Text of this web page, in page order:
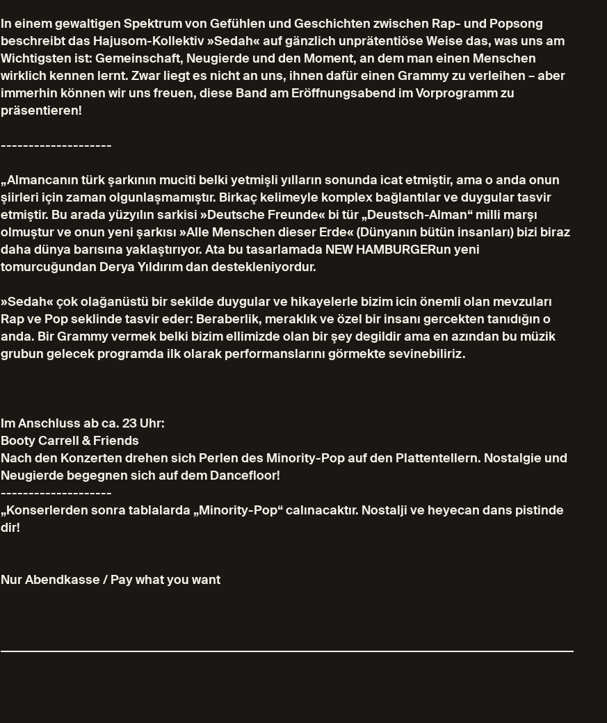
In einem gewaltigen Spektrum von Gefühlen und Geschichten zwischen Rap- und Popsong
beschreibt das Hajusom-Kollektiv »Sedah« auf gänzlich unprätentiöse Weise das, was uns am
Wichtigsten ist: Gemeinschaft, Neugierde und den Moment, an dem man einen Menschen
wirklich kennen lernt. Zwar liegt es nicht an uns, ihnen dafür einen Grammy zu verleihen – aber
immerhin können wir uns freuen, diese Band am Eröffnungsabend im Vorprogramm zu
präsentieren!
--------------------
„Almancanın türk şarkının muciti belki yetmişli yılların sonunda icat etmiştir, ama o anda onun
şiirleri için zaman olgunlaşmamıştır. Birkaç kelimeyle komplex bağlantılar ve duygular tasvir
etmiştir. Bu arada yüzyılın sarkisi »Deutsche Freunde« bi tür „Deustsch-Alman“ milli marşı
olmuştur ve onun yeni şarkısı »Alle Menschen dieser Erde« (Dünyanın bütün insanları) bizi biraz
daha dünya barısına yaklaştırıyor. Ata bu tasarlamada NEW HAMBURGERun yeni
tomurcuğundan Derya Yıldırım dan destekleniyordur.
»Sedah« çok olağanüstü bir sekilde duygular ve hikayelerle bizim icin önemli olan mevzuları
Rap ve Pop seklinde tasvir eder: Beraberlik, meraklık ve özel bir insanı gercekten tanıdığın o
anda. Bir Grammy vermek belki bizim ellimizde olan bir şey degildir ama en azından bu müzik
grubun gelecek programda ilk olarak performanslarını görmekte sevinebiliriz.
Im Anschluss ab ca. 23 Uhr:
Booty Carrell & Friends
Nach den Konzerten drehen sich Perlen des Minority-Pop auf den Plattentellern. Nostalgie und
Neugierde begegnen sich auf dem Dancefloor!
--------------------
„Konserlerden sonra tablalarda „Minority-Pop“ calınacaktır. Nostalji ve heyecan dans pistinde
dir!
Nur Abendkasse / Pay what you want